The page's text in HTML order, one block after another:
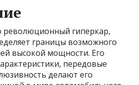
революционный гиперкар,
границы возможного
высокой мощности. Его
передовые
делают его